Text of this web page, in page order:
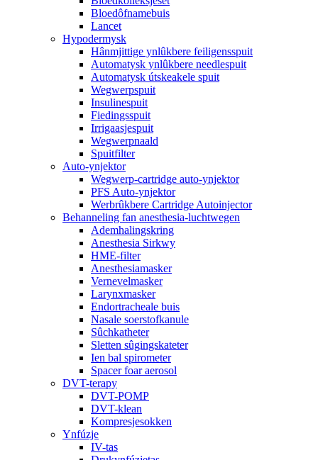
Bloedôfnamebuis
Lancet
Hypodermysk
Hânmjittige ynlûkbere feiligensspuit
Automatysk ynlûkbere needlespuit
Automatysk útskeakele spuit
Wegwerpspuit
Insulinespuit
Fiedingsspuit
Irrigaasjespuit
Wegwerpnaald
Spuitfilter
Auto-ynjektor
Wegwerp-cartridge auto-ynjektor
PFS Auto-ynjektor
Werbrûkbere Cartridge Autoinjector
Behanneling fan anesthesia-luchtwegen
Ademhalingskring
Anesthesia Sirkwy
HME-filter
Anesthesiamasker
Vernevelmasker
Larynxmasker
Endortracheale buis
Nasale soerstofkanule
Sûchkatheter
Sletten sûgingskateter
Ien bal spirometer
Spacer foar aerosol
DVT-terapy
DVT-POMP
DVT-klean
Kompresjesokken
Ynfúzje
IV-tas